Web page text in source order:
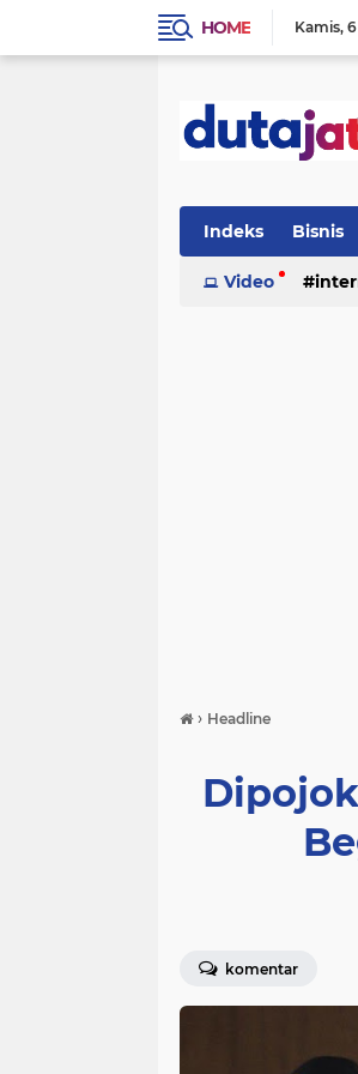
HOME Kamis
Indeks Bisnis
Video
› Headline
komentar